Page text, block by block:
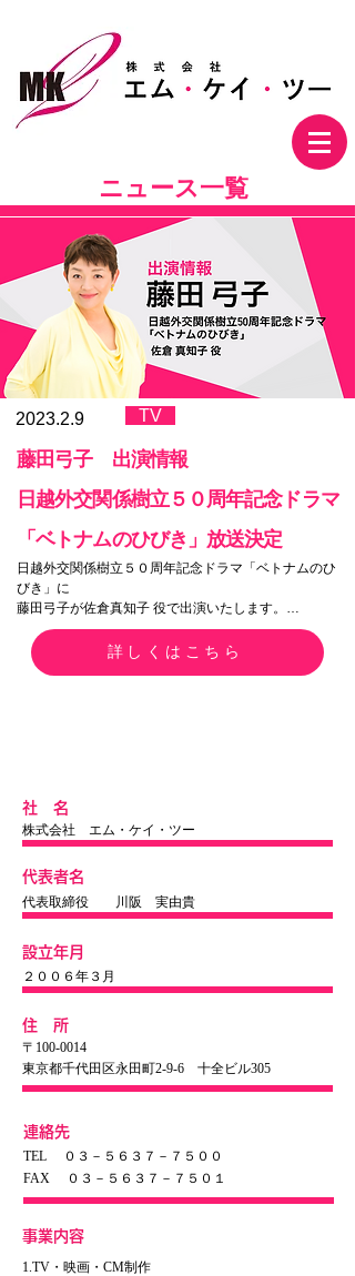
ニュース一覧
2023.2.9 TV
藤田弓子 出演情報
日越外交関係樹立５０周年記念ドラマ
「ベトナムのひびき」放送決定
日越外交関係樹立５０周年記念ドラマ「ベトナムのひ
びき」に
藤田弓子が佐倉真知子 役で出演いたします。
ベトナム交響楽団が存続の危機を迎える中、白羽の矢
が立ったのは日本人の指揮者だった！
ます。ドラマは、昨年、日越の外交樹立50年の年に撮
影。
日本人指揮者とベトナムの交響楽団員の姿を通し、国
や立場を超えた音楽への“愛”そして家族的な“絆”を描き
ます。
【放送予定】
レミアム4K]
2024年3月17日(日) 午前10:30～12:28(118分) [NHK
BS]
小松江里子
【出演】
濱田岳　比嘉愛未　チャン・ギア　キム・ハイ
MEGUMI　岡崎彪太郎　池田鉄洋
【制作統括】
渡辺悟
内藤愼介 大久保篤
【演出】
本木一博
【ベトナムコーディネート】
川阪実由貴(株式会社エム・ケイ・ツー)
詳しくはこちら
​社 名
株式会社 エム・ケイ・ツー
代表者名
代表取締役 川阪 実由貴
設立年月
２００６年３月
住 所
〒100-0014
東京都千代田区永田町2-9-6 十全ビル305
連絡先
TEL ０３－５６３７－７５００
FAX ０３－５６３７－７５０１
事業内容
1.TV・映画・CM制作